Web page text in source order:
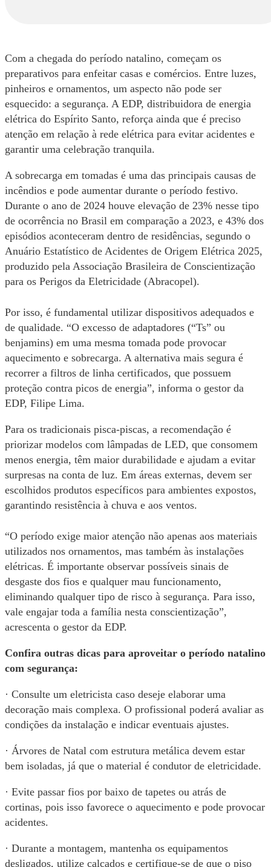
Com a chegada do período natalino, começam os
preparativos para enfeitar casas e comércios. Entre luzes,
pinheiros e ornamentos, um aspecto não pode ser
esquecido: a segurança. A EDP, distribuidora de energia
elétrica do Espírito Santo, reforça ainda que é preciso
atenção em relação à rede elétrica para evitar acidentes e
garantir uma celebração tranquila.
A sobrecarga em tomadas é uma das principais causas de
incêndios e pode aumentar durante o período festivo.
Durante o ano de 2024 houve elevação de 23% nesse tipo
de ocorrência no Brasil em comparação a 2023, e 43% dos
episódios aconteceram dentro de residências, segundo o
Anuário Estatístico de Acidentes de Origem Elétrica 2025,
produzido pela Associação Brasileira de Conscientização
para os Perigos da Eletricidade (Abracopel).
Por isso, é fundamental utilizar dispositivos adequados e
de qualidade. “O excesso de adaptadores (“Ts” ou
benjamins) em uma mesma tomada pode provocar
aquecimento e sobrecarga. A alternativa mais segura é
recorrer a filtros de linha certificados, que possuem
proteção contra picos de energia”, informa o gestor da
EDP, Filipe Lima.
Para os tradicionais pisca-piscas, a recomendação é
priorizar modelos com lâmpadas de LED, que consomem
menos energia, têm maior durabilidade e ajudam a evitar
surpresas na conta de luz. Em áreas externas, devem ser
escolhidos produtos específicos para ambientes expostos,
garantindo resistência à chuva e aos ventos.
“O período exige maior atenção não apenas aos materiais
utilizados nos ornamentos, mas também às instalações
elétricas. É importante observar possíveis sinais de
desgaste dos fios e qualquer mau funcionamento,
eliminando qualquer tipo de risco à segurança. Para isso,
vale engajar toda a família nesta conscientização”,
acrescenta o gestor da EDP.
Confira outras dicas para aproveitar o período natalino
com segurança:
· Consulte um eletricista caso deseje elaborar uma
decoração mais complexa. O profissional poderá avaliar as
condições da instalação e indicar eventuais ajustes.
· Árvores de Natal com estrutura metálica devem estar
bem isoladas, já que o material é condutor de eletricidade.
· Evite passar fios por baixo de tapetes ou atrás de
cortinas, pois isso favorece o aquecimento e pode provocar
acidentes.
· Durante a montagem, mantenha os equipamentos
desligados, utilize calçados e certifique-se de que o piso